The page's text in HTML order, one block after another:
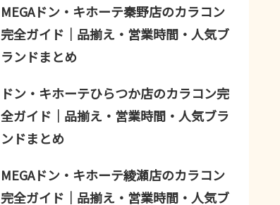
MEGAドン・キホーテ秦野店のカラコン
完全ガイド｜品揃え・営業時間・人気ブ
ランドまとめ
ドン・キホーテひらつか店のカラコン完
全ガイド｜品揃え・営業時間・人気ブラ
ンドまとめ
MEGAドン・キホーテ綾瀬店のカラコン
完全ガイド｜品揃え・営業時間・人気ブ